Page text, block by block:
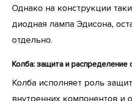
Однако на конструкции
диодная лампа Эдисона,
отдельно.
Колба: защита и распределение
Колба исполняет роль
внутренних компонентов и